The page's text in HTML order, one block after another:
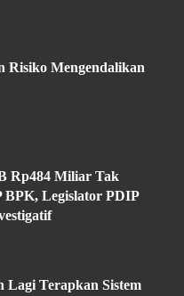
Risiko Mengendalikan
Rp484 Miliar Tak
Legislator PDIP
Lagi Terapkan Sistem